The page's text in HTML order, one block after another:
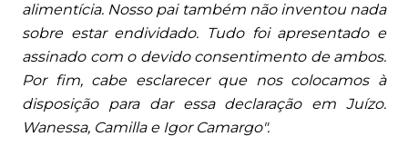
alimentícia. Nosso pai também não inventou nada
sobre estar endividado. Tudo foi apresentado e
assinado com o devido consentimento de ambos.
Por fim, cabe esclarecer que nos colocamos à
disposição para dar essa declaração em Juízo.
Wanessa, Camilla e Igor Camargo".